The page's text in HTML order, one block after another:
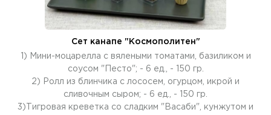
Сет канапе "Космополитен"
1) Мини-моцарелла с вялеными томатами, базиликом и
соусом "Песто"; - 6 ед., - 150 гр.
2) Ролл из блинчика с лососем, огурцом, икрой и
сливочным сыром; - 6 ед., - 150 гр.
3)Тигровая креветка со сладким "Васаби", кунжутом и